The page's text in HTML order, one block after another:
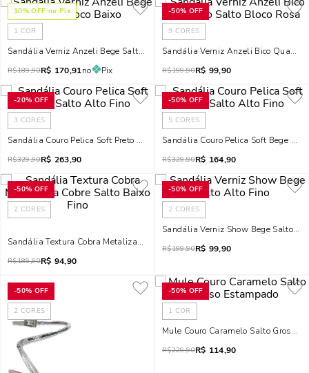
10% OFF no Pix
1 COR
Sandália Verniz Anzeli Bege Salto Bloco Baixo
R$189,90R$ 170,91no Pix
-50% OFF
9 CORES
Sandália Verniz Anzeli Bico
R$199,90R$ 99,90
-20% OFF
3 CORES
Sandália Couro Pelica Soft Preto Salto Alto Fino
R$329,90R$ 263,90
-50% OFF
5 CORES
Sandália Couro Pelica Soft Bege
R$329,90R$ 164,90
-50% OFF
2 CORES
Sandália Textura Cobra Metalizada Cobre Salto Baixo Fino
R$189,90R$ 94,90
-50% OFF
2 CORES
Sandália Verniz Show Bege Salto
R$199,90R$ 99,90
-50% OFF
2 CORES
-50% OFF
1 COR
Mule Couro Caramelo Salto Grosso
R$229,90R$ 114,90